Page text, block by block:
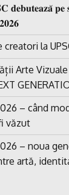
𝐝𝐞𝐛𝐮𝐭𝐞𝐚𝐳𝐚̆ 𝐩𝐞
la
Arte
– când
văzut
– noua
artă,